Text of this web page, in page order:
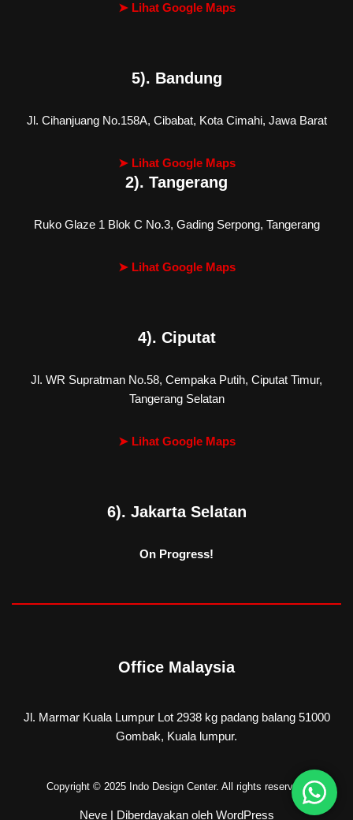
➤ Lihat Google Maps
5). Bandung
Jl. Cihanjuang No.158A, Cibabat, Kota Cimahi, Jawa Barat
➤ Lihat Google Maps
2). Tangerang
Ruko Glaze 1 Blok C No.3, Gading Serpong, Tangerang
➤ Lihat Google Maps
4). Ciputat
Jl. WR Supratman No.58, Cempaka Putih, Ciputat Timur,
Tangerang Selatan
➤ Lihat Google Maps
6). Jakarta Selatan
On Progress!
Office Malaysia
Jl. Marmar Kuala Lumpur Lot 2938 kg padang balang 51000
Gombak, Kuala lumpur.
Copyright © 2025 Indo Design Center. All rights reserved.
Neve| Diberdayakan oleh WordPress